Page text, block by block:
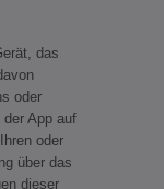
das
oder
App auf
oder
über das
dieser